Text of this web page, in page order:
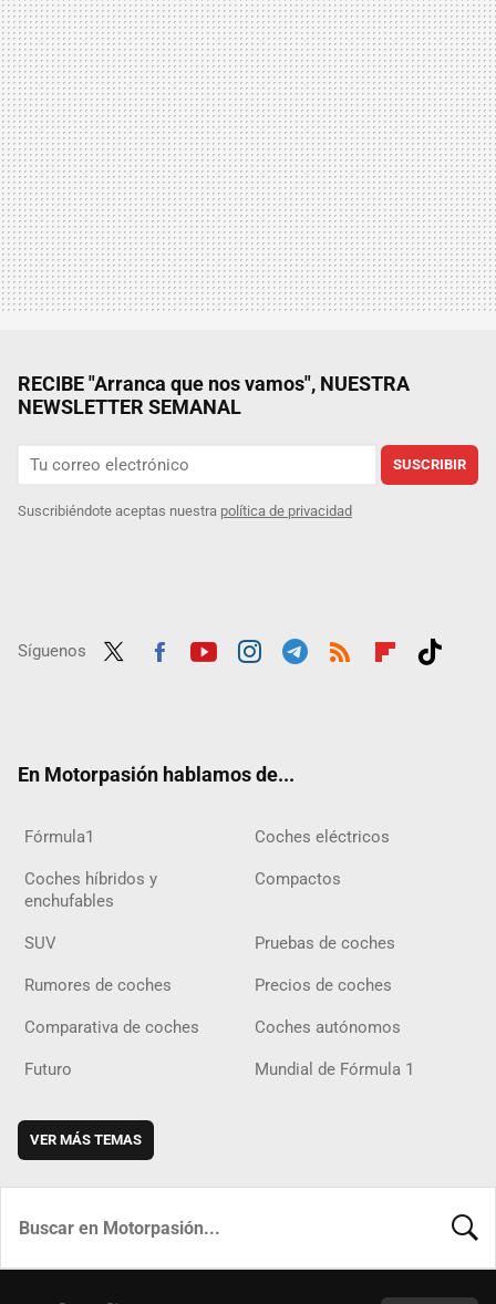
RECIBE "Arranca que nos vamos", NUESTRA
NEWSLETTER SEMANAL
SUSCRIBIR
Suscribiéndote aceptas nuestra política de privacidad
Síguenos
En Motorpasión hablamos de...
Fórmula1 Coches eléctricos
Coches híbridos y
enchufables
Compactos
SUV Pruebas de coches
Rumores de coches Precios de coches
Comparativa de coches Coches autónomos
Futuro Mundial de Fórmula 1
VER MÁS TEMAS